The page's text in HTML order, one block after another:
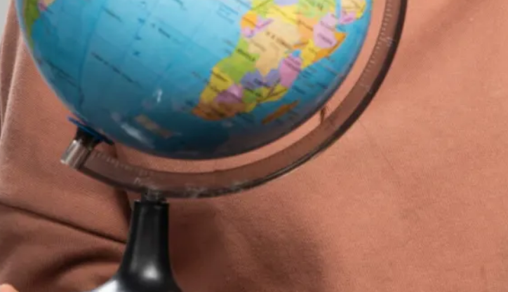
Si oui, laisse-moi t’aider.
À travers mes contenus et mes
accompagnements,j’aide les jeunes
adultes qui se sentent bloqués par leurs
peurs, leurs doutes ou leur mental en
boucle à retrouver plus de clarté, de
confiance et de mouvement pour avancer
vers une vie plus alignée avec ce qui
compte réellement pour eux.
Mon approche mêle
orientée solution
concrète et tournée vers l’avenir.
L’objectif n’est pas de rester bloqué.e dans
d’activer progressivement tes ressources